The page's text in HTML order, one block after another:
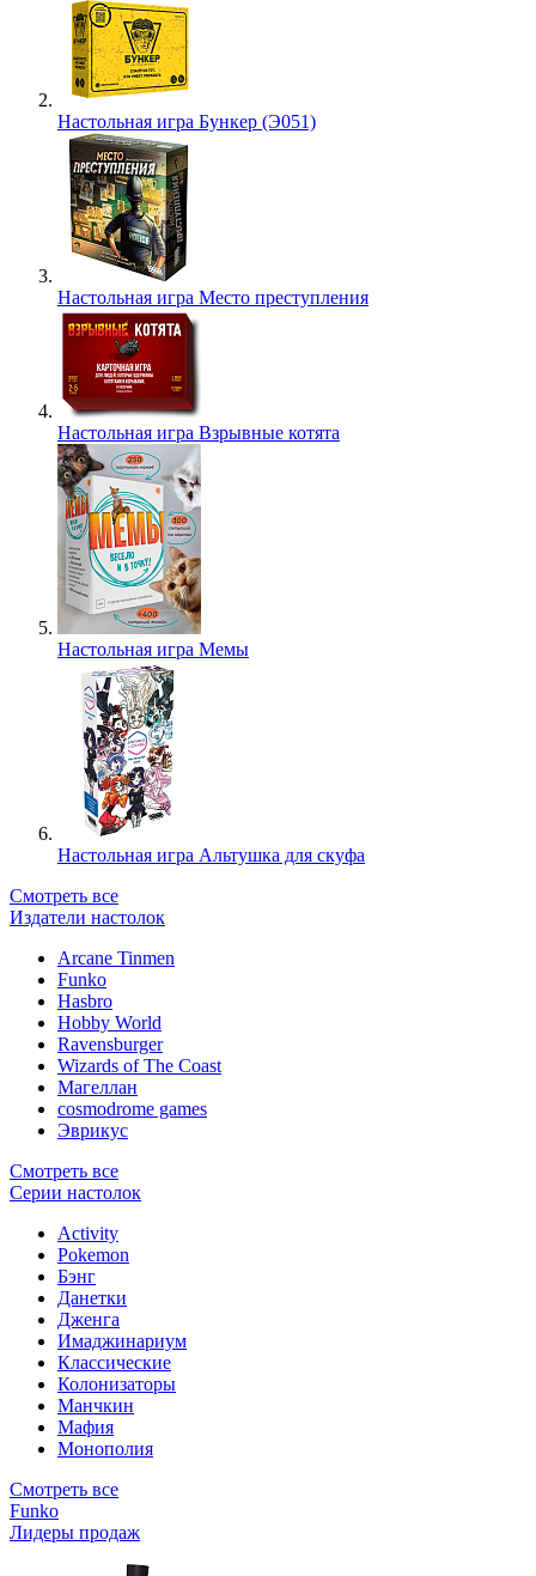
Настольная игра Бункер (Э051)
Настольная игра Место преступления
Настольная игра Взрывные котята
Настольная игра Мемы
Настольная игра Альтушка для скуфа
Смотреть все
Издатели настолок
Arcane Tinmen
Funko
Hasbro
Hobby World
Ravensburger
Wizards of The Coast
Магеллан
сosmodrome games
Эврикус
Смотреть все
Серии настолок
Activity
Pokemon
Бэнг
Данетки
Дженга
Имаджинариум
Классические
Колонизаторы
Манчкин
Мафия
Монополия
Смотреть все
Funko
Лидеры продаж